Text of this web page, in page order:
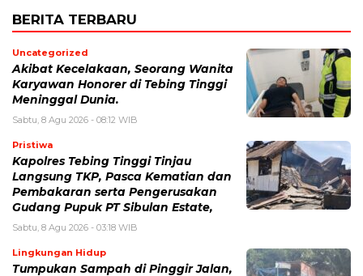
BERITA TERBARU
Uncategorized
Akibat Kecelakaan, Seorang Wanita
Karyawan Honorer di Tebing Tinggi
Meninggal Dunia.
Sabtu, 8 Agu 2026 - 08:12 WIB
Pristiwa
Kapolres Tebing Tinggi Tinjau
Langsung TKP, Pasca Kematian dan
Pembakaran serta Pengerusakan
Gudang Pupuk PT Sibulan Estate,
Sabtu, 8 Agu 2026 - 03:18 WIB
Lingkungan Hidup
Tumpukan Sampah di Pinggir Jalan,